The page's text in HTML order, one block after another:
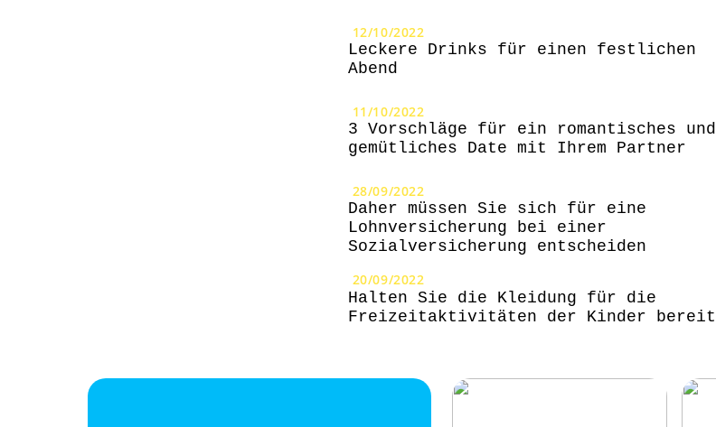
12/10/2022
Leckere Drinks für einen festlichen
Abend
11/10/2022
3 Vorschläge für ein romantisches und
gemütliches Date mit Ihrem Partner
28/09/2022
Daher müssen Sie sich für eine
Lohnversicherung bei einer
Sozialversicherung entscheiden
20/09/2022
Halten Sie die Kleidung für die
Freizeitaktivitäten der Kinder bereit